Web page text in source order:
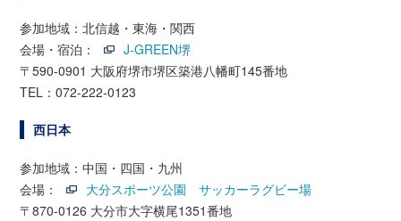
参加地域：北信越・東海・関西
会場・宿泊：
J-GREEN堺
〒590-0901 大阪府堺市堺区築港八幡町145番地
TEL：072-222-0123
西日本
参加地域：中国・四国・九州
会場：
大分スポーツ公園 サッカーラグビー場
〒870-0126 大分市大字横尾1351番地